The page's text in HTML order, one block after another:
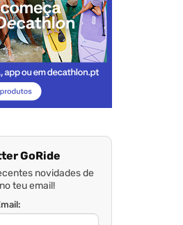
GoRide
novidades de
teu email!